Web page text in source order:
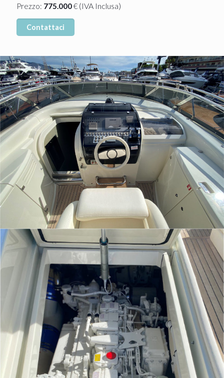
Prezzo: 775.000€ (IVA Inclusa)
Contattaci